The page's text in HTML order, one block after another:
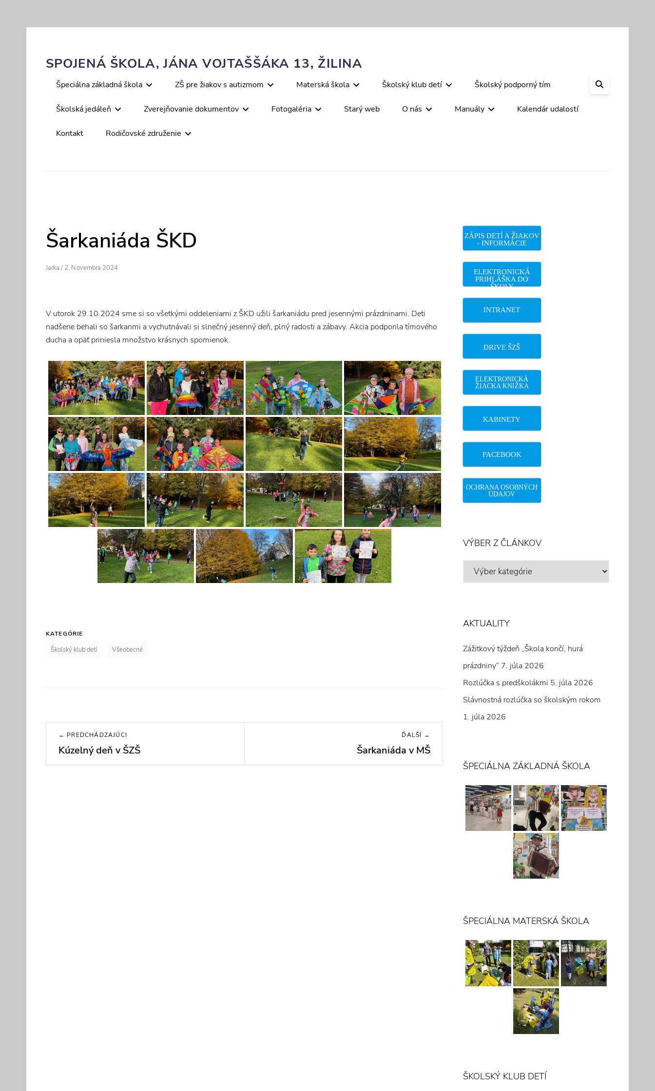
contentSPOJENÁ ŠKOLA, JÁNA VOJTAŠŠÁKA 13, ŽILINA
Primary
Špeciálna základná škola ZŠ pre žiakov s autizmom Materská škola Školský klub detí Školský podporný tím
Školská jedáleň Zverejňovanie dokumentov Fotogaléria Starý web O nás Manuály Kalendár udalostí
Kontakt Rodičovské združenie
Šarkaniáda ŠKD
Author
Jarka / Posted
2. Novembra 2024
V utorok 29.10.2024 sme si so všetkými oddeleniami z ŠKD užili šarkaniádu pred jesennými prázdninami. Deti
nadšene behali so šarkanmi a vychutnávali si slnečný jesenný deň, plný radosti a zábavy. Akcia podporila tímového
ducha a opäť priniesla množstvo krásnych spomienok.
KATEGÓRIE
Školský klub detí Všeobecné
Navigácia
článku
← PREDCHÁDZAJÚCI
Previous
post:
Kúzelný deň v ŠZŠ
ĎALŠÍ →
Next
post:
Šarkaniáda v MŠ
ZÁPIS DETÍ A ŽIAKOV
- INFORMÁCIE
ELEKTRONICKÁ
PRIHLÁŠKA DO
ŠKOLY
INTRANET
DRIVE ŠZŠ
ELEKTRONICKÁ
ŽIACKA KNIŽKA
KABINETY
FACEBOOK
OCHRANA OSOBNÝCH
ÚDAJOV
VÝBER Z ČLÁNKOV
VÝBER
AKTUALITY
Zážitkový týždeň „Škola končí, hurá
prázdniny“ 7. júla 2026
Rozlúčka s predškolákmi 5. júla 2026
Slávnostná rozlúčka so školským rokom
1. júla 2026
ŠPECIÁLNA ZÁKLADNÁ ŠKOLA
ŠPECIÁLNA MATERSKÁ ŠKOLA
ŠKOLSKÝ KLUB DETÍ